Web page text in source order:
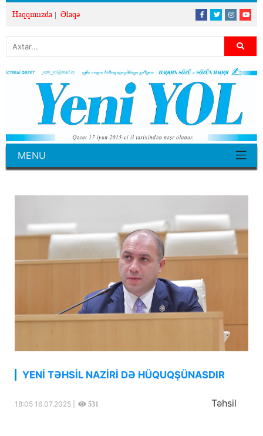
Haqqımızda Əlaqə
MENU
YENİ TƏHSİL NAZİRİ DƏ HÜQUQŞÜNASDIR
18:05 16.07.2025 | 531 Təhsil